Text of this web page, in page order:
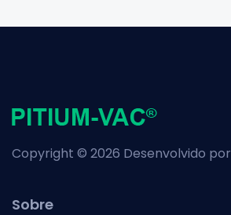
Copyright © 2026 Desenvolvido por
Sobre